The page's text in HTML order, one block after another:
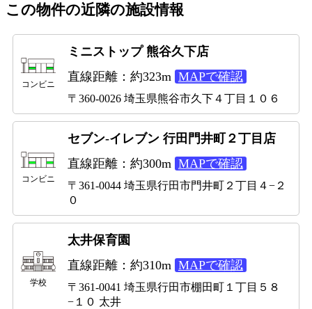
この物件の近隣の施設情報
コンビニ
ミニストップ 熊谷久下店
直線距離：約323m MAPで確認
〒360-0026 埼玉県熊谷市久下４丁目１０６
コンビニ
セブン-イレブン 行田門井町２丁目店
直線距離：約300m MAPで確認
〒361-0044 埼玉県行田市門井町２丁目４−２
０
学校
太井保育園
直線距離：約310m MAPで確認
〒361-0041 埼玉県行田市棚田町１丁目５８
−１０ 太井